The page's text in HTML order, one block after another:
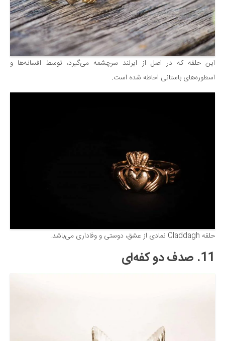
این حلقه که در اصل از ایرلند سرچشمه می‌گیرد، توسط افسانه‌ها و
اسطوره‌های باستانی احاطه شده است.
حلقه Claddagh نمادی از عشق، دوستی و وفاداری می‌باشد.
11. صدف دو کفه‌ای